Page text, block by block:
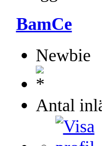
BamCe
Newbie
Antal